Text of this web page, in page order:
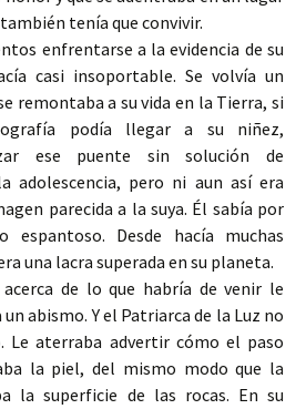
tenía que convivir.
enfrentarse a la evidencia de su
casi insoportable. Se volvía un
remontaba a su vida en la Tierra, si
podía llegar a su niñez,
ese puente sin solución de
adolescencia, pero ni aun así era
parecida a la suya. Él sabía por
espantoso. Desde hacía muchas
una lacra superada en su planeta.
acerca de lo que habría de venir le
abismo. Y el Patriarca de la Luz no
Le aterraba advertir cómo el paso
la piel, del mismo modo que la
la superficie de las rocas. En su